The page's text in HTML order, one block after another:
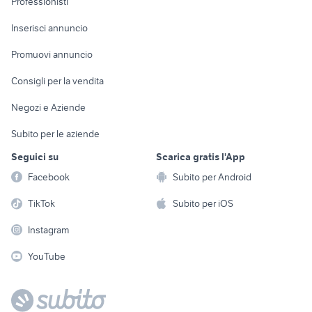
Console e
Fotografia
Telefonia
Biciclette
Inserisci annuncio
Promuovi annuncio
Consigli per la vendita
Negozi e Aziende
Subito per le aziende
Seguici su
Facebook
TikTok
Instagram
YouTube
Scarica gratis l'App
Subito per Android
Subito per iOS